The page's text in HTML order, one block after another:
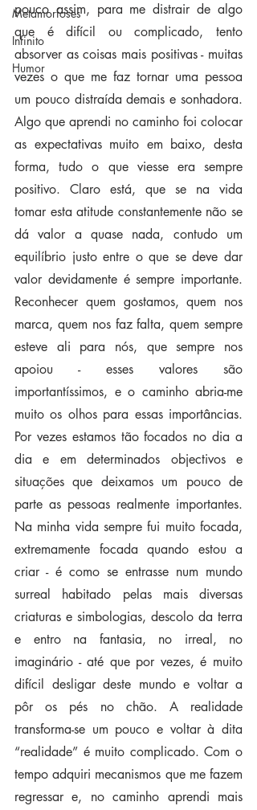
Metamorfoses
Infinito
Humor
pouco assim, para me distrair de algo
que é difícil ou complicado, tento
absorver as coisas mais positivas - muitas
vezes o que me faz tornar uma pessoa
um pouco distraída demais e sonhadora.
Algo que aprendi no caminho foi colocar
as expectativas muito em baixo, desta
forma, tudo o que viesse era sempre
positivo. Claro está, que se na vida
tomar esta atitude constantemente não se
dá valor a quase nada, contudo um
equilíbrio justo entre o que se deve dar
valor devidamente é sempre importante.
Reconhecer quem gostamos, quem nos
marca, quem nos faz falta, quem sempre
esteve ali para nós, que sempre nos
apoiou - esses valores são
importantíssimos, e o caminho abria-me
muito os olhos para essas importâncias.
Por vezes estamos tão focados no dia a
dia e em determinados objectivos e
situações que deixamos um pouco de
parte as pessoas realmente importantes.
Na minha vida sempre fui muito focada,
extremamente focada quando estou a
criar - é como se entrasse num mundo
surreal habitado pelas mais diversas
criaturas e simbologias, descolo da terra
e entro na fantasia, no irreal, no
imaginário - até que por vezes, é muito
difícil desligar deste mundo e voltar a
pôr os pés no chão. A realidade
transforma-se um pouco e voltar à dita
“realidade” é muito complicado. Com o
tempo adquiri mecanismos que me fazem
regressar e, no caminho aprendi mais